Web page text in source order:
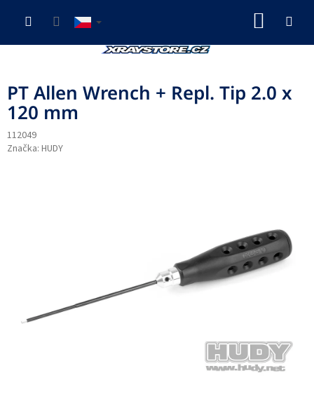
PT Allen Wrench + Repl. Tip 2.0 x
120 mm
112049
Značka: HUDY